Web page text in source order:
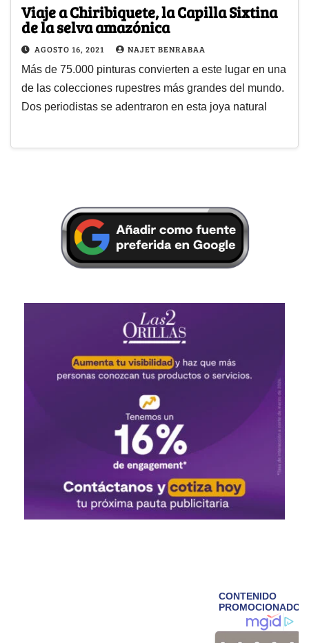
Viaje a Chiribiquete, la Capilla Sixtina
de la selva amazónica
AGOSTO 16, 2021 NAJET BENRABAA
Más de 75.000 pinturas convierten a este lugar en una
de las colecciones rupestres más grandes del mundo.
Dos periodistas se adentraron en esta joya natural